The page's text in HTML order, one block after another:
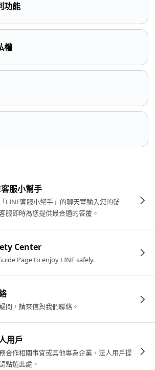
功能
權
服小幫手
LINE客服小幫手」的聊天室輸入您的疑
服即時為您提供最合適的答覆。
Center
Page to enjoy LINE safely.
問，請來信與我們聯絡。
用戶
合作相關事宜或其他專為企業、法人用戶提
點選此處。